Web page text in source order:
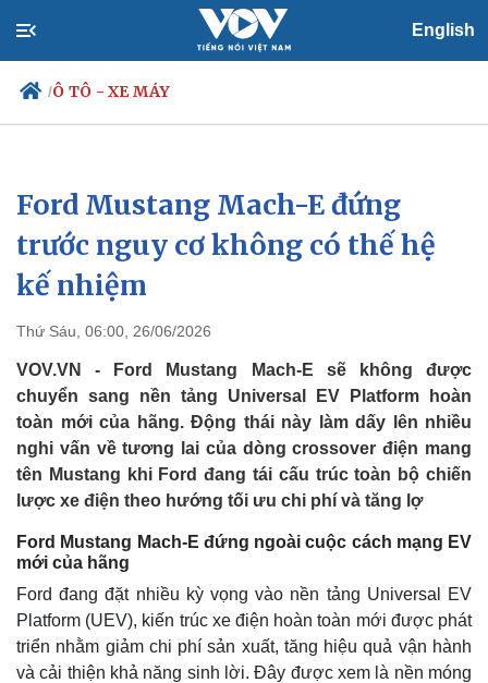
English
/Ô TÔ - XE MÁY
Chính trị
Đảng
Tổ chức nhân sự
Quốc hội
Nhận diện sự thật
Xã hội
Dự báo thời tiết
Ford Mustang Mach-E đứng
trước nguy cơ không có thế hệ
kế nhiệm
Thứ Sáu, 06:00, 26/06/2026
VOV.VN - Ford Mustang Mach-E sẽ không được
chuyển sang nền tảng Universal EV Platform hoàn
toàn mới của hãng. Động thái này làm dấy lên nhiều
nghi vấn về tương lai của dòng crossover điện mang
tên Mustang khi Ford đang tái cấu trúc toàn bộ chiến
lược xe điện theo hướng tối ưu chi phí và tăng lợ
Ford Mustang Mach-E đứng ngoài cuộc cách mạng EV
mới của hãng
Ford đang đặt nhiều kỳ vọng vào nền tảng Universal EV
Platform (UEV), kiến trúc xe điện hoàn toàn mới được phát
triển nhằm giảm chi phí sản xuất, tăng hiệu quả vận hành
và cải thiện khả năng sinh lời. Đây được xem là nền móng